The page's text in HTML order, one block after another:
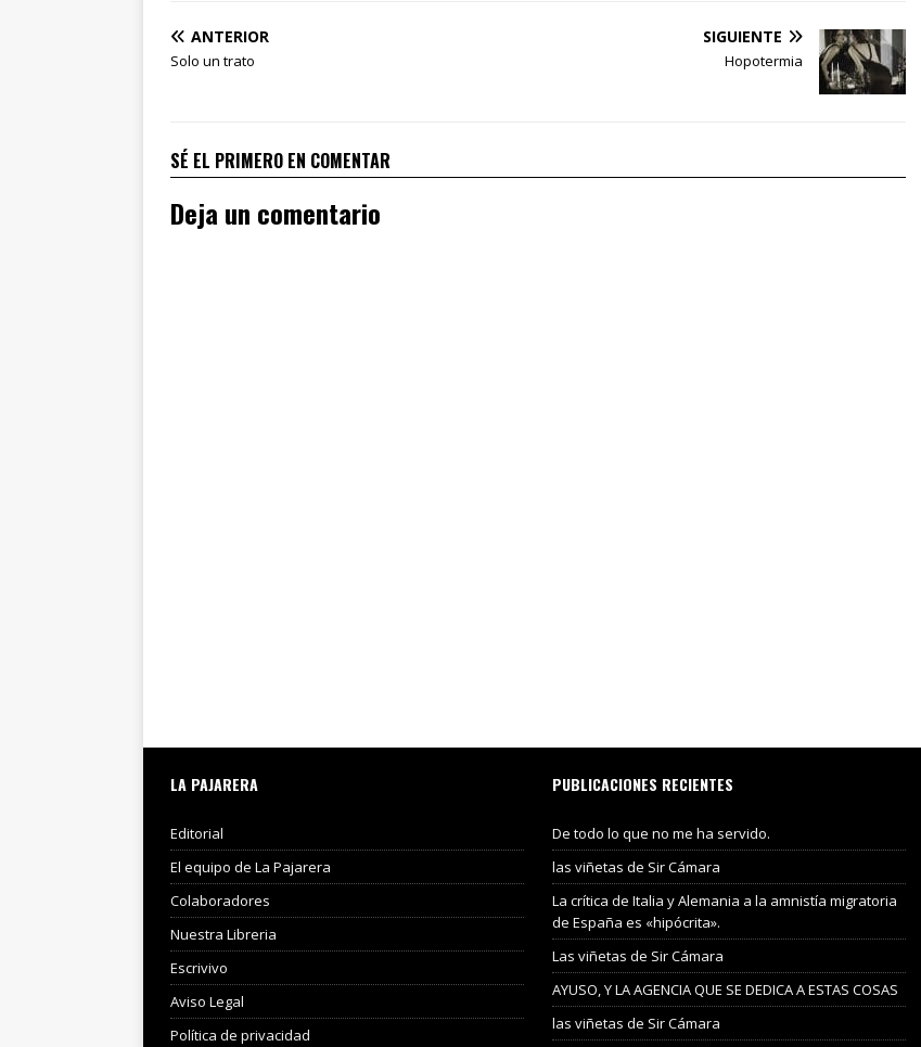
ANTERIOR
Solo un trato
SIGUIENTE
Hopotermia
SÉ EL PRIMERO EN COMENTAR
Deja un comentario
LA PAJARERA
Editorial
El equipo de La Pajarera
Colaboradores
Nuestra Libreria
Escrivivo
Aviso Legal
Política de privacidad
PUBLICACIONES RECIENTES
De todo lo que no me ha servido.
las viñetas de Sir Cámara
La crítica de Italia y Alemania a la amnistía migratoria
de España es «hipócrita».
Las viñetas de Sir Cámara
AYUSO, Y LA AGENCIA QUE SE DEDICA A ESTAS COSAS
las viñetas de Sir Cámara